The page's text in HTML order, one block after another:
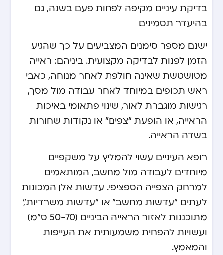
בדיקת עיניים מקיפה לפחות פעם בשנה, גם
בהיעדר תסמינים.
ישנם מספר סימנים המצביעים על כך שהגיע
הזמן לפנות לבדיקה מקצועית. ביניהם: ראייה
מטושטשת שאינה חולפת לאחר מנוחה, כאבי
ראש תכופים במיוחד לאחר עבודה מול מסך,
רגישות מוגברת לאור, שינוי פתאומי באיכות
הראייה, או הופעת “צפים” או נקודות שחורות
בשדה הראייה.
רופא העיניים עשוי להמליץ על משקפיים
מיוחדים לעבודה מול מחשב, המותאמים
למרחק הצפייה הספציפי. עדשות אלו, המכונות
לעתים “עדשות מחשב” או “עדשות משרדיות”,
מתוכננות לאזור הראייה הביניים (50-70 ס”מ)
ועשויות להפחית משמעותית את העייפות
והמאמץ.